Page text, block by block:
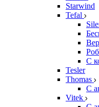
Starwind
Tefal
С
Tesler
Thomas
С
Vitek